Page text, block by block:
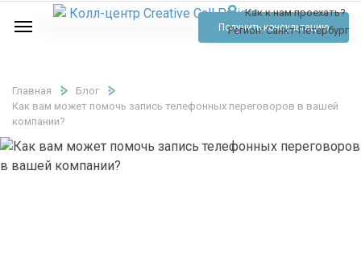
Как к нам проехать?
Регион:Санкт-Петербург
Отзывы
Контакты
Получить консультацию
Главная
Блог
Как вам может помочь запись телефонных переговоров в вашей
компании?